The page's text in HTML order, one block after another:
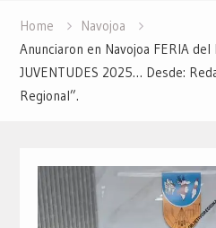
Home
Navojoa
Anunciaron en Navojoa FERIA del
JUVENTUDES 2025… Desde:
Regional”.